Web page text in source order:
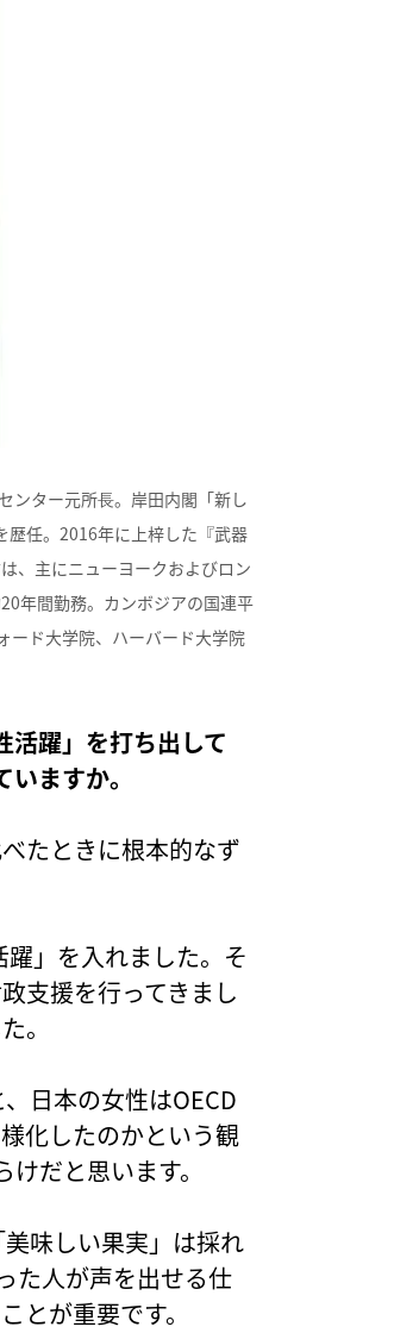
ンター元所⻑。岸田内閣「新し
歴任。2016年に上梓した『武器
、主にニューヨークおよびロン
年間勤務。カンボジアの国連平
ード大学院、ハーバード大学院
躍」を打ち出して
ますか。
たときに根本的なず
」を入れました。そ
支援を行ってきまし
。
日本の女性はOECD
化したのかという観
だと思います。
味しい果実」は採れ
た人が声を出せる仕
とが重要です。